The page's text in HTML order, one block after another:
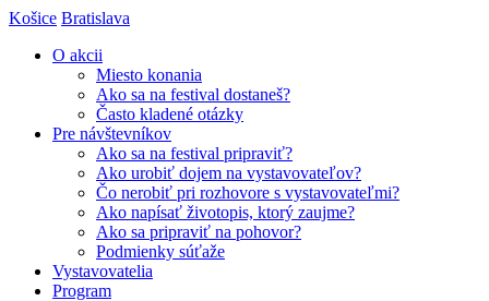
Košice Bratislava
O akcii
Miesto konania
Ako sa na festival dostaneš?
Často kladené otázky
Pre návštevníkov
Ako sa na festival pripraviť?
Ako urobiť dojem na vystavovateľov?
Čo nerobiť pri rozhovore s vystavovateľmi?
Ako napísať životopis, ktorý zaujme?
Ako sa pripraviť na pohovor?
Podmienky súťaže
Vystavovatelia
Program